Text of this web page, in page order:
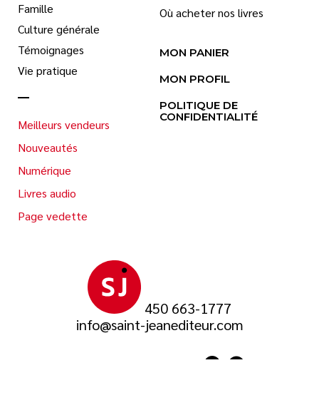
450 663-1777
info@saint-jeanediteur.com
Famille
Culture générale
Témoignages
Vie pratique
Meilleurs vendeurs
Nouveautés
Numérique
Livres audio
Page vedette
Où acheter nos livres
MON PANIER
MON PROFIL
POLITIQUE DE
CONFIDENTIALITÉ